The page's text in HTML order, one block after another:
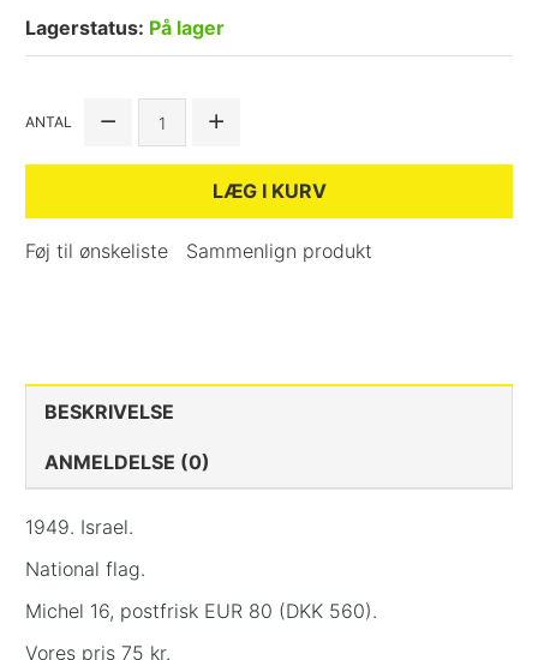
Lagerstatus: På lager
ANTAL
LÆG I KURV
Føj til ønskeliste Sammenlign produkt
BESKRIVELSE
ANMELDELSE (0)
1949. Israel.
National flag.
Michel 16, postfrisk EUR 80 (DKK 560).
Vores pris 75 kr.